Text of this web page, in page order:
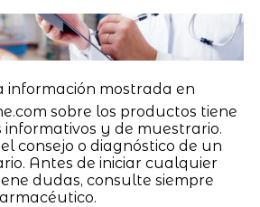
información mostrada en
sobre los productos tiene
y de muestrario.
consejo o diagnóstico de un
Antes de iniciar cualquier
dudas, consulte siempre